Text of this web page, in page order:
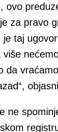
ovo
za pravo
je taj
više
da
ne